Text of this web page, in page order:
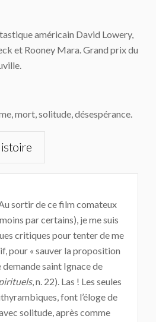
américain David Lowery,
et Rooney Mara. Grand prix du
mort, solitude, désespérance.
sortir de ce film comateux
par certains), je me suis
critiques pour tenter de me
pour « sauver la proposition
demande saint Ignace de
, n. 22). Las ! Les seules
font l’éloge de
solitude, après comme